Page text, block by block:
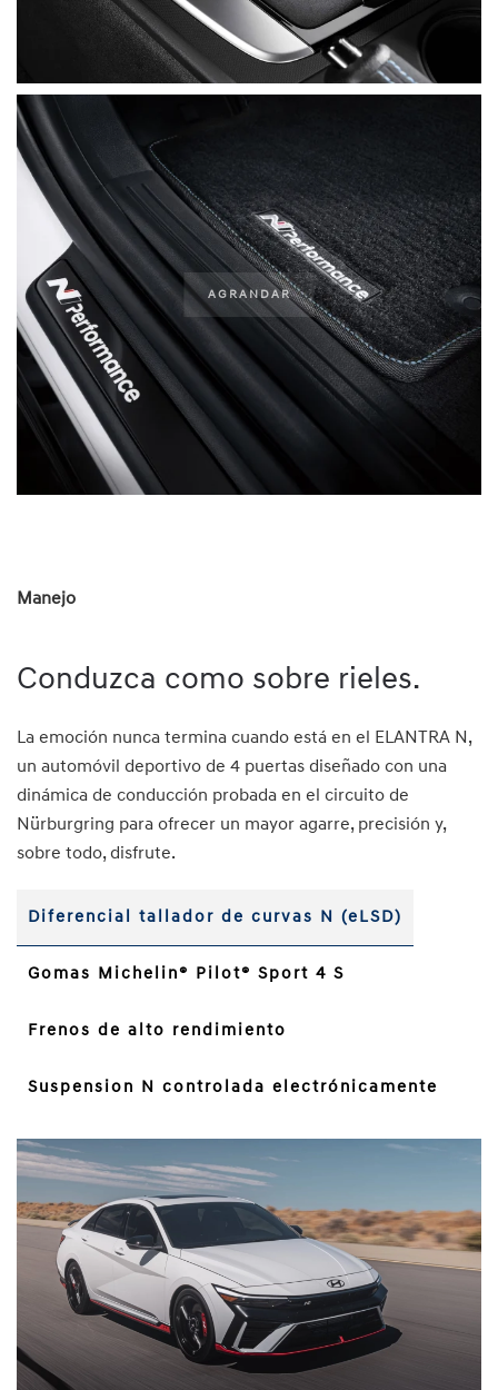
AGRANDAR
Manejo
Conduzca como sobre rieles.
La emoción nunca termina cuando está en el ELANTRA N,
un automóvil deportivo de 4 puertas diseñado con una
dinámica de conducción probada en el circuito de
Nürburgring para ofrecer un mayor agarre, precisión y,
sobre todo, disfrute.
Diferencial tallador de curvas N (eLSD)
Gomas Michelin® Pilot® Sport 4 S
Frenos de alto rendimiento
Suspension N controlada electrónicamente